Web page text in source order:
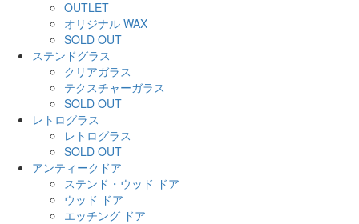
OUTLET
オリジナル WAX
SOLD OUT
ステンドグラス
クリアガラス
テクスチャーガラス
SOLD OUT
レトログラス
レトログラス
SOLD OUT
アンティークドア
ステンド・ウッド ドア
ウッド ドア
エッチング ドア